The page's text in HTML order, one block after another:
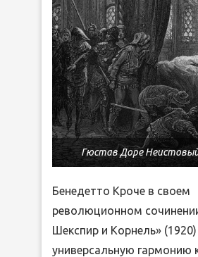
Гюстав Доре
Бенедетто Кроче в своем
революционном
Шекспир и Корнель» (1920)
универсальную гармонию